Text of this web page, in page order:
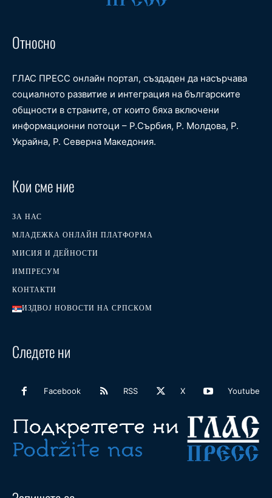
Относно
ГЛАС ПРЕСС онлайн портал, създаден да насърчава
социалното развитие и интеграция на българските
общности в страните, от които бяха включени
информационни потоци – Р.Сърбия, Р. Молдова, Р.
Украйна, Р. Северна Македония.
Кои сме ние
ЗА НАС
МЛАДЕЖКА ОНЛАЙН ПЛАТФОРМА
МИСИЯ И ДЕЙНОСТИ
ИМПРЕСУМ
КОНТАКТИ
ИЗДВОЈ НОВОСТИ НА СРПСКОМ
Следете ни
Facebook RSS X Youtube